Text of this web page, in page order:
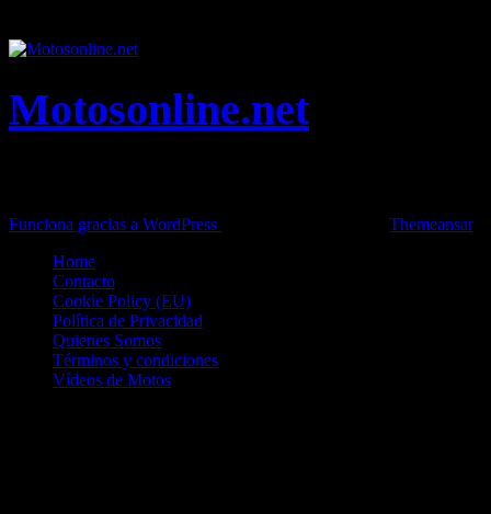
Motosonline.net
Funciona gracias a WordPress
Themeansar.
Home
Contacto
Cookie Policy (EU)
Política de Privacidad
Quienes Somos
Términos y condiciones
Vídeos de Motos